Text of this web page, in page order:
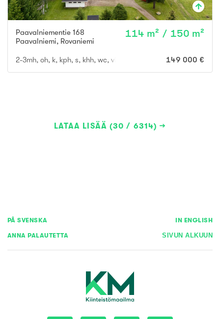
Paavalniementie 168
Paavalniemi, Rovaniemi
114 m² / 150 m²
2-3mh, oh, k, kph, s, khh, wc, vh 149 000 €
LATAA LISÄÄ (30 / 6314)
PÅ SVENSKA IN ENGLISH
ANNA PALAUTETTA SIVUN ALKUUN